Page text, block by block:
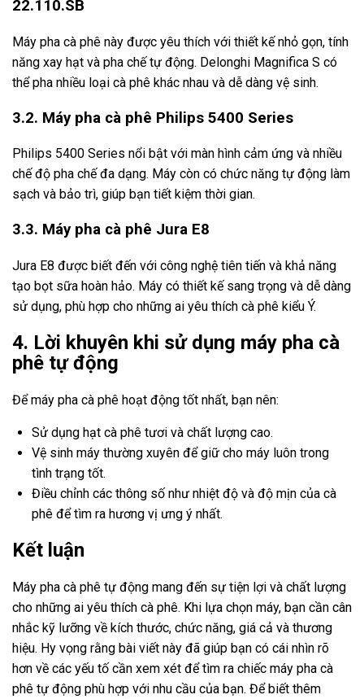
22.110.SB
Máy pha cà phê này được yêu thích với thiết kế nhỏ gọn, tính
năng xay hạt và pha chế tự động. Delonghi Magnifica S có
thể pha nhiều loại cà phê khác nhau và dễ dàng vệ sinh.
3.2. Máy pha cà phê Philips 5400 Series
Philips 5400 Series nổi bật với màn hình cảm ứng và nhiều
chế độ pha chế đa dạng. Máy còn có chức năng tự động làm
sạch và bảo trì, giúp bạn tiết kiệm thời gian.
3.3. Máy pha cà phê Jura E8
Jura E8 được biết đến với công nghệ tiên tiến và khả năng
tạo bọt sữa hoàn hảo. Máy có thiết kế sang trọng và dễ dàng
sử dụng, phù hợp cho những ai yêu thích cà phê kiểu Ý.
4. Lời khuyên khi sử dụng máy pha cà
phê tự động
Để máy pha cà phê hoạt động tốt nhất, bạn nên:
Sử dụng hạt cà phê tươi và chất lượng cao.
Vệ sinh máy thường xuyên để giữ cho máy luôn trong
tình trạng tốt.
Điều chỉnh các thông số như nhiệt độ và độ mịn của cà
phê để tìm ra hương vị ưng ý nhất.
Kết luận
Máy pha cà phê tự động mang đến sự tiện lợi và chất lượng
cho những ai yêu thích cà phê. Khi lựa chọn máy, bạn cần cân
nhắc kỹ lưỡng về kích thước, chức năng, giá cả và thương
hiệu. Hy vọng rằng bài viết này đã giúp bạn có cái nhìn rõ
hơn về các yếu tố cần xem xét để tìm ra chiếc máy pha cà
phê tự động phù hợp với nhu cầu của bạn. Để biết thêm